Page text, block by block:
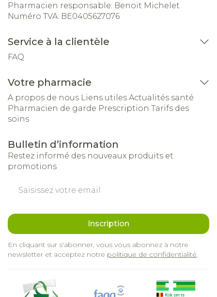
Pharmacien responsable: Benoit Michelet
Numéro TVA: BE0405627076
Service à la clientèle
FAQ
Votre pharmacie
A propos de nous Liens utiles Actualités santé
Pharmacien de garde Prescription Tarifs des
soins
Bulletin d’information
Restez informé des nouveaux produits et
promotions
Inscription
En cliquant sur s'abonner, vous vous abonnez à notre
newsletter et acceptez notre politique de confidentialité.